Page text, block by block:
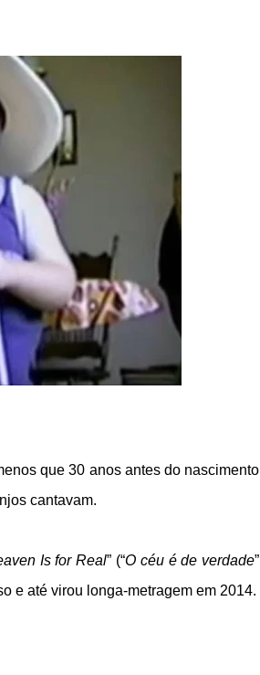
que 30 anos antes do nascimento
cantavam.
Is for Real” (“O céu é de verdade”
e até virou longa-metragem em 2014.